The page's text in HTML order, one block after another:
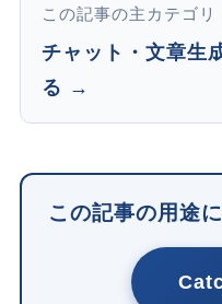
この記事の主カテゴリ
チャット・文章生
る →
この記事の用途